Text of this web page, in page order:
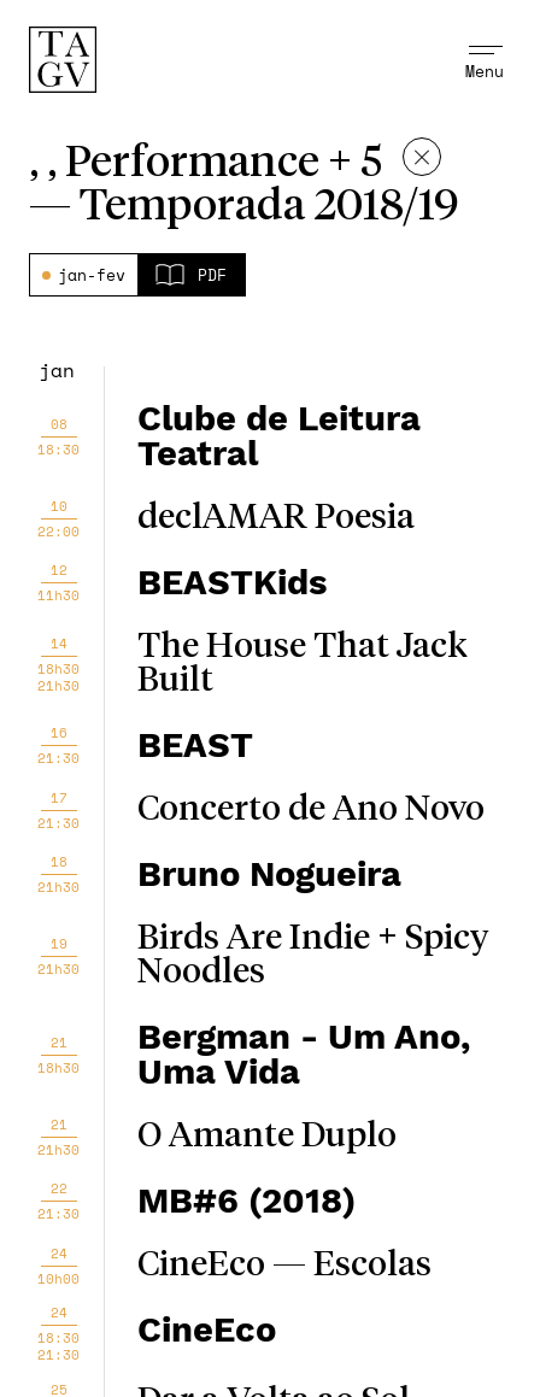
Menu
, , Performance + 5
— Temporada 2018/19
jan-fev PDF
jan
08
18:30
Clube de Leitura
Teatral
10
22:00
declAMAR Poesia
12
11h30
BEASTKids
14
18h30
21h30
The House That Jack
Built
16
21:30
BEAST
17
21:30
Concerto de Ano Novo
18
21h30
Bruno Nogueira
19
21h30
Birds Are Indie + Spicy
Noodles
21
18h30
Bergman - Um Ano,
Uma Vida
21
21h30
O Amante Duplo
22
21:30
MB#6 (2018)
24
10h00
CineEco — Escolas
24
18:30
21:30
CineEco
25